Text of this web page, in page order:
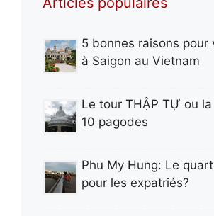
5 bonnes raisons pour
à Saigon au Vietnam
Le tour THẬP TỰ ou
10 pagodes
Phu My Hung: Le
pour les expatriés?